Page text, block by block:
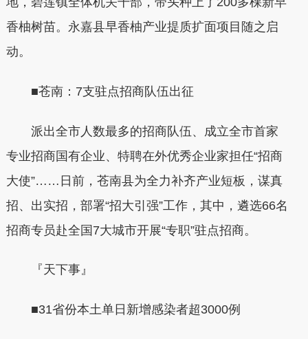
香柚树苗。永嘉县早香柚产业提质扩面项目随之启
动。
■苍南：7支驻点招商队伍出征
派出全市人数最多的招商队伍、成立全市首家
专业招商国有企业、特聘在外优秀企业家担任“招商
大使”……日前，苍南县为全力补齐产业短板，谋真
招、出实招，部署“招大引强”工作，其中，遴选66名
招商专员赴全国7大城市开展“专职”驻点招商。
『天下事』
■31省份本土单日新增感染者超3000例